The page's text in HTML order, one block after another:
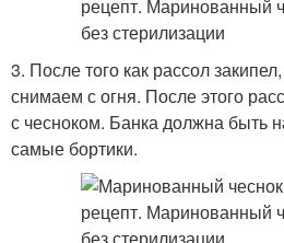
3. После того как рассол
снимаем с огня. После этого
с чесноком. Банка должна быть
самые бортики.